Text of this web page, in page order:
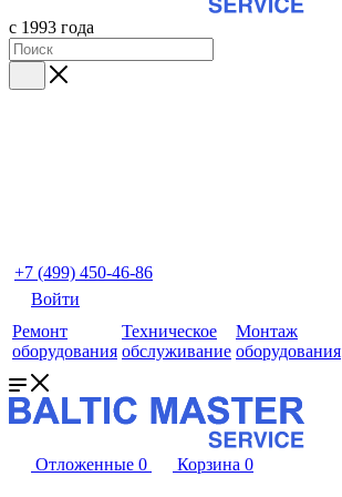
с 1993 года
+7 (499) 450-46-86
Войти
Ремонт
оборудования
Техническое
обслуживание
Монтаж
оборудования
Отложенные 0 Корзина 0